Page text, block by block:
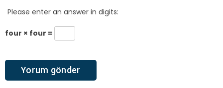
Please enter an answer in digits:
four × four =